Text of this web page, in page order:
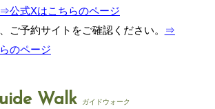
⇒公式Xはこちらのページ
ご予約サイトをご確認ください。
⇒
のページ
Walk ガイドウォーク